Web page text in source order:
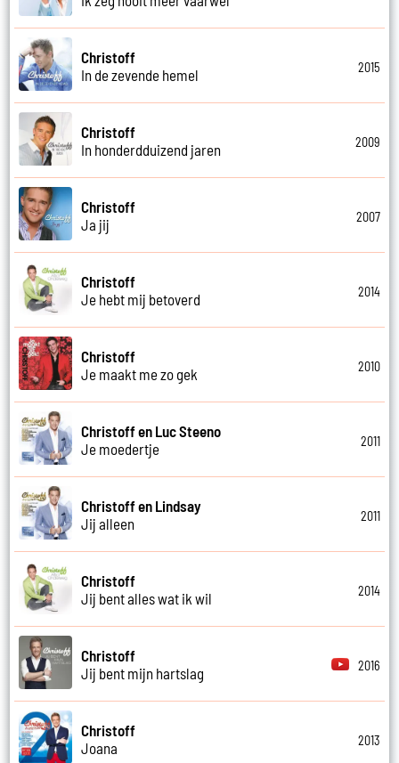
Christoff
In de zevende hemel
2015
Christoff
In honderdduizend jaren
2009
Christoff
Ja jij
2007
Christoff
Je hebt mij betoverd
2014
Christoff
Je maakt me zo gek
2010
Christoff en Luc Steeno
Je moedertje
2011
Christoff en Lindsay
Jij alleen
2011
Christoff
Jij bent alles wat ik wil
2014
Christoff
Jij bent mijn hartslag
2016
Christoff
Joana
2013